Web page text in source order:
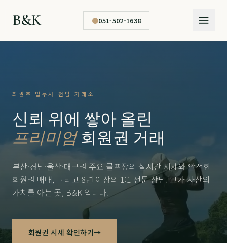
B&K ●051-502-1638
최권호 법무사 전담 거래소
신뢰 위에 쌓아 올린
프리미엄회원권 거래
부산·경남·울산·대구권 주요 골프장의 실시간 시세와 안전한
회원권 매매, 그리고 8년 이상의 1:1 전문 상담. 고가 자산의
가치를 아는 곳, B&K 입니다.
회원권 시세 확인하기→